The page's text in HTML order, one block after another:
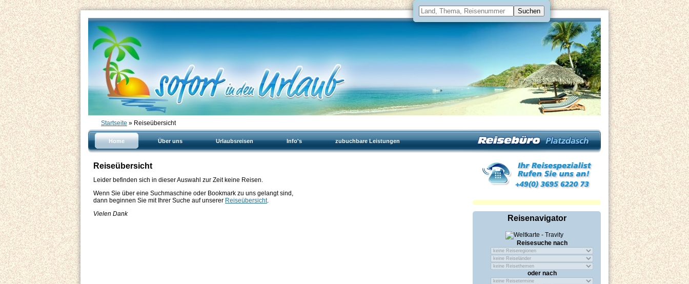
Startseite » Reiseübersicht
Home Über uns Urlaubsreisen Info's zubuchbare Leistungen
Reiseübersicht
Leider befinden sich in dieser Auswahl zur Zeit keine Reisen.
Wenn Sie über eine Suchmaschine oder Bookmark zu uns gelangt sind,
dann beginnen Sie mit Ihrer Suche auf unserer Reiseübersicht.
Vielen Dank
Reisenavigator
Reisesuche nach
oder nach